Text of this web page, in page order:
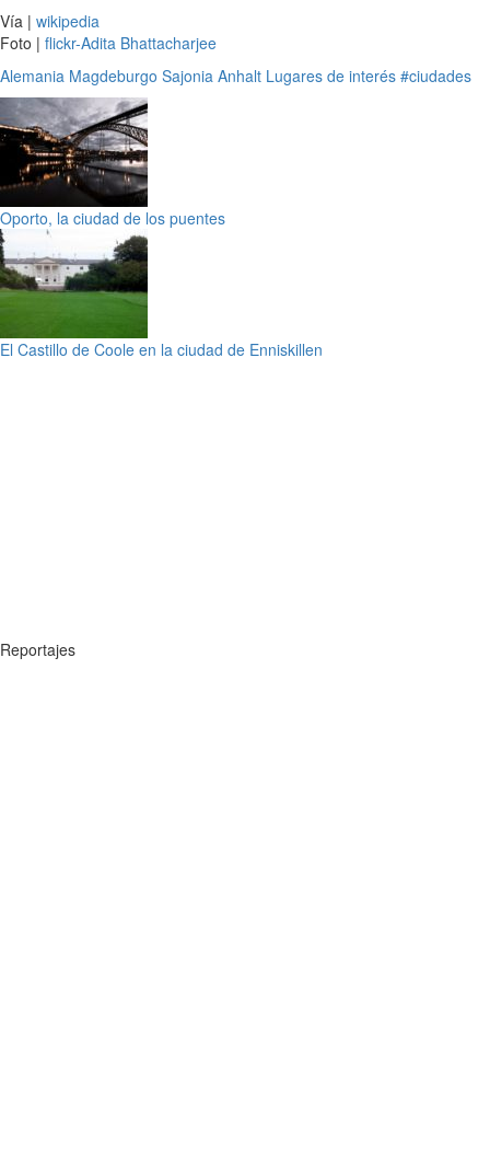
Vía | wikipedia
Foto | flickr-Adita Bhattacharjee
Alemania Magdeburgo Sajonia Anhalt Lugares de interés #ciudades
Oporto, la ciudad de los puentes
El Castillo de Coole en la ciudad de Enniskillen
Reportajes